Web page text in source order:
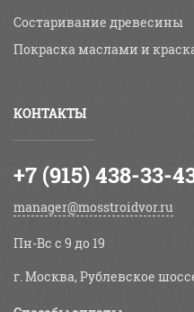
Состаривание древесины
Покраска маслами и
КОНТАКТЫ
+7 (915) 438-33-
manager@mosstroidvor.ru
Пн-Вс c 9 до 19
г. Москва, Рублевское